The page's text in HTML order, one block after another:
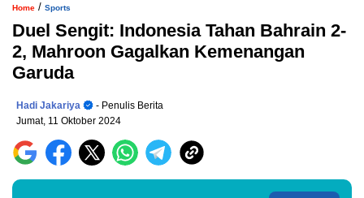
Home / Sports
Duel Sengit: Indonesia Tahan Bahrain 2-
2, Mahroon Gagalkan Kemenangan
Garuda
Hadi Jakariya
- Penulis Berita
Jumat, 11 Oktober 2024